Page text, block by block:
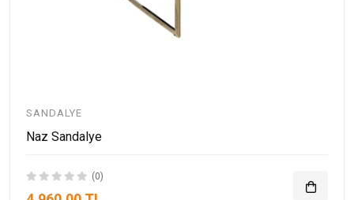
SANDALYE
Naz Sandalye
(0)